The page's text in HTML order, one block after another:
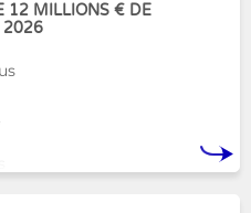
12 MILLIONS € DE
2026